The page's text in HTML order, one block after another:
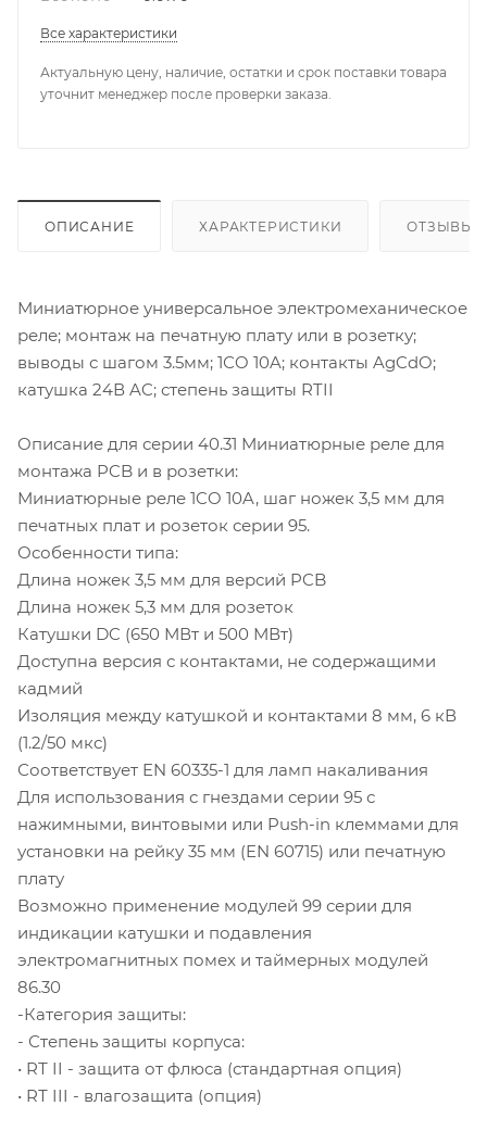
Все характеристики
Актуальную цену, наличие, остатки и срок поставки товара
уточнит менеджер после проверки заказа.
ОПИСАНИЕ ХАРАКТЕРИСТИКИ ОТЗЫВЫ
Миниатюрное универсальное электромеханическое
реле; монтаж на печатную плату или в розетку;
выводы с шагом 3.5мм; 1СO 10A; контакты AgCdO;
катушка 24В AC; степень защиты RTII
Описание для серии 40.31 Миниатюрные реле для
монтажа PCB и в розетки:
Миниатюрные реле 1CO 10A, шаг ножек 3,5 мм для
печатных плат и розеток серии 95.
Особенности типа:
Длина ножек 3,5 мм для версий PCB
Длина ножек 5,3 мм для розеток
Катушки DC (650 МВт и 500 МВт)
Доступна версия с контактами, не содержащими
кадмий
Изоляция между катушкой и контактами 8 мм, 6 кВ
(1.2/50 мкс)
Соответствует EN 60335-1 для ламп накаливания
Для использования с гнездами серии 95 с
нажимными, винтовыми или Push-in клеммами для
установки на рейку 35 мм (EN 60715) или печатную
плату
Возможно применение модулей 99 серии для
индикации катушки и подавления
электромагнитных помех и таймерных модулей
86.30
-Категория защиты:
- Степень защиты корпуса:
• RТ II - защита от флюса (стандартная опция)
• RТ III - влагозащита (опция)